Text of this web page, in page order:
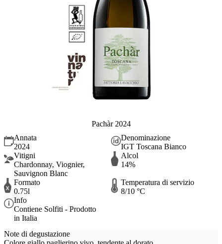
Pachàr 2024
Annata
2024
Denominazione
IGT Toscana Bianco
Vitigni
Chardonnay, Viognier,
Sauvignon Blanc
Alcol
14%
Formato
0.75l
Temperatura di servizio
8/10 °C
Info
Contiene Solfiti - Prodotto
in Italia
Note di degustazione